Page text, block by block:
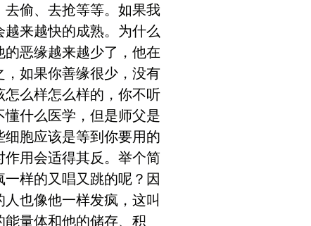
偷、去抢等等。如果我
来越快的成熟。为什么
恶缘越来越少了，他在
如果你善缘很少，没有
么样怎么样的，你不听
什么医学，但是师父是
胞应该是等到你要用的
用会适得其反。举个简
样的又唱又跳的呢？因
也像他一样发疯，这叫
量体和他的储存、积